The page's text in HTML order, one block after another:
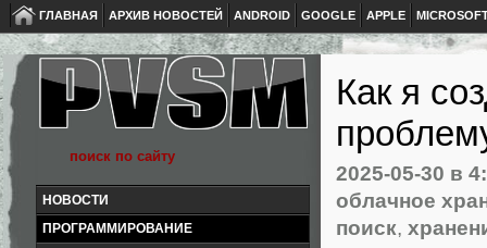
ГЛАВНАЯ АРХИВ НОВОСТЕЙ ANDROID GOOGLE APPLE
НОВОСТИ
ПРОГРАММИРОВАНИЕ
Как я
2025-05-30 в
облачное
поиск,